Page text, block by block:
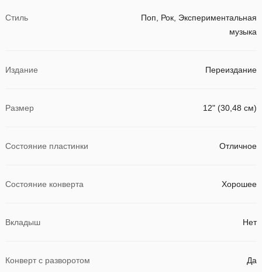
Стиль
Поп, Рок, Экспериментальная
музыка
Издание Переиздание
Размер 12" (30,48 см)
Состояние пластинки Отличное
Состояние конверта Хорошее
Вкладыш Нет
Конверт с разворотом Да